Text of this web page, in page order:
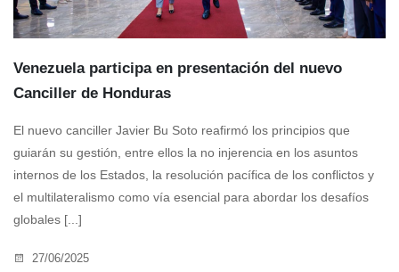
Venezuela participa en presentación del nuevo
Canciller de Honduras
El nuevo canciller Javier Bu Soto reafirmó los principios que
guiarán su gestión, entre ellos la no injerencia en los asuntos
internos de los Estados, la resolución pacífica de los conflictos y
el multilateralismo como vía esencial para abordar los desafíos
globales [...]
27/06/2025